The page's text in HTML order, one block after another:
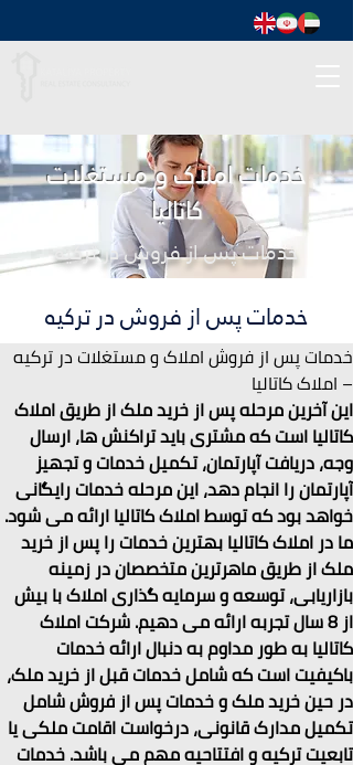
خدمات املاک و مستغلات
کاتالیا
خدمات پس از فروش در ترکیه
خدمات پس از فروش در ترکیه
خدمات پس از فروش املاک و مستغلات در ترکیه
– املاک کاتالیا
این آخرین مرحله پس از خرید ملک از طریق املاک
کاتالیا است که مشتری باید تراکنش ها، ارسال
وجه، دریافت آپارتمان، تکمیل خدمات و تجهیز
آپارتمان را انجام دهد، این مرحله خدمات رایگانی
خواهد بود که توسط املاک کاتالیا ارائه می شود.
ما در املاک کاتالیا بهترین خدمات را پس از خرید
ملک از طریق ماهرترین متخصصان در زمینه
بازاریابی، توسعه و سرمایه گذاری املاک با بیش
از 8 سال تجربه ارائه می دهیم. شرکت املاک
کاتالیا به طور مداوم به دنبال ارائه خدمات
باکیفیت است که شامل خدمات قبل از خرید ملک،
در حین خرید ملک و خدمات پس از فروش شامل
تکمیل مدارک قانونی، درخواست اقامت ملکی یا
تابعیت ترکیه و افتتاحیه مهم می باشد. خدمات